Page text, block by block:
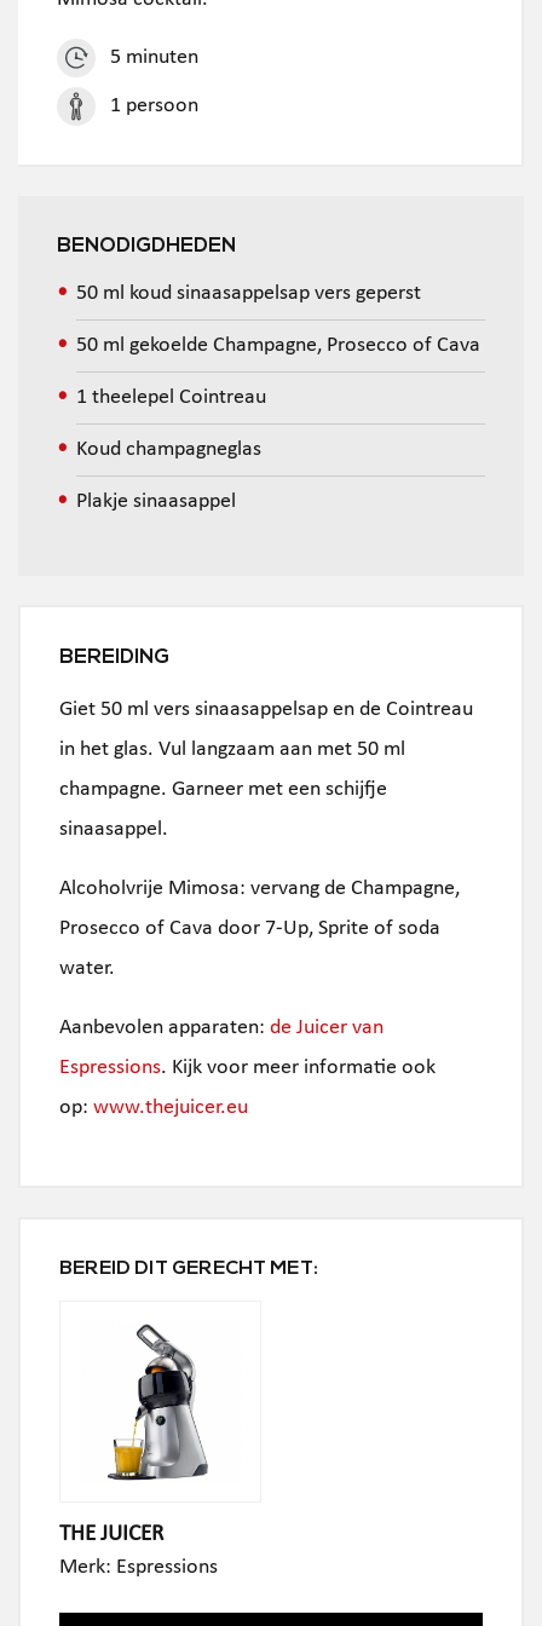
5 minuten
1 persoon
BENODIGDHEDEN
50 ml koud sinaasappelsap vers geperst
50 ml gekoelde Champagne, Prosecco of Cava
1 theelepel Cointreau
Koud champagneglas
Plakje sinaasappel
BEREIDING
Giet 50 ml vers sinaasappelsap en de Cointreau
in het glas. Vul langzaam aan met 50 ml
champagne. Garneer met een schijfje
sinaasappel.
Alcoholvrije Mimosa: vervang de Champagne,
Prosecco of Cava door 7-Up, Sprite of soda
water.
Aanbevolen apparaten: de Juicer van
Espressions. Kijk voor meer informatie ook
op: www.thejuicer.eu
BEREID DIT GERECHT MET:
THE JUICER
Merk: Espressions